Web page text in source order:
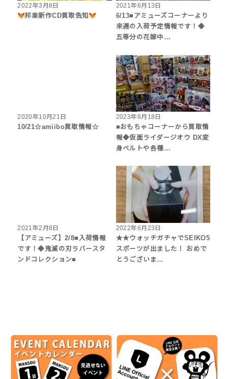
2022年3月8日
邦楽新作CD買取告知
2021年6月13日
6/13■アミューズコーナーより
来週の入荷予定情報です！◆
五等分の花嫁中…
2020年10月21日
10/21☆amiibo買取情報☆
2023年6月18日
■おもちゃコーナーから買取情
報◆仮面ライダージオウ DX変
身ベルトや各種…
2021年2月8日
【アミューズ】2/8■入荷情報
です！◆鬼滅の刃ラバースタ
ンドコレクション■
2022年6月23日
★★ウォッチガチャでSEIKO5
スポーツが出ました！ おめで
とうございま…